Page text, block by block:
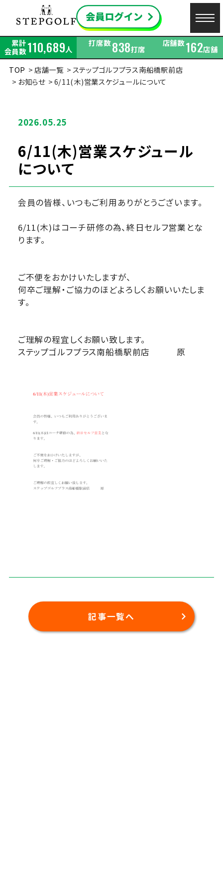
累計
会員数110,689人
打席数838打席
店舗数162店舗
TOP
店舗一覧
ステップゴルフプラス南船橋駅前店
お知らせ
6/11(木)営業スケジュールについて
2026.05.25
6/11(木)営業スケジュール
について
会員の皆様、いつもご利用ありがとうございます。
6/11(木)はコーチ研修の為、終日セルフ営業とな
ります。
ご不便をおかけいたしますが、
何卒ご理解・ご協力のほどよろしくお願いいたしま
す。
ご理解の程宜しくお願い致します。
ステップゴルフプラス南船橋駅前店 原
記事一覧へ